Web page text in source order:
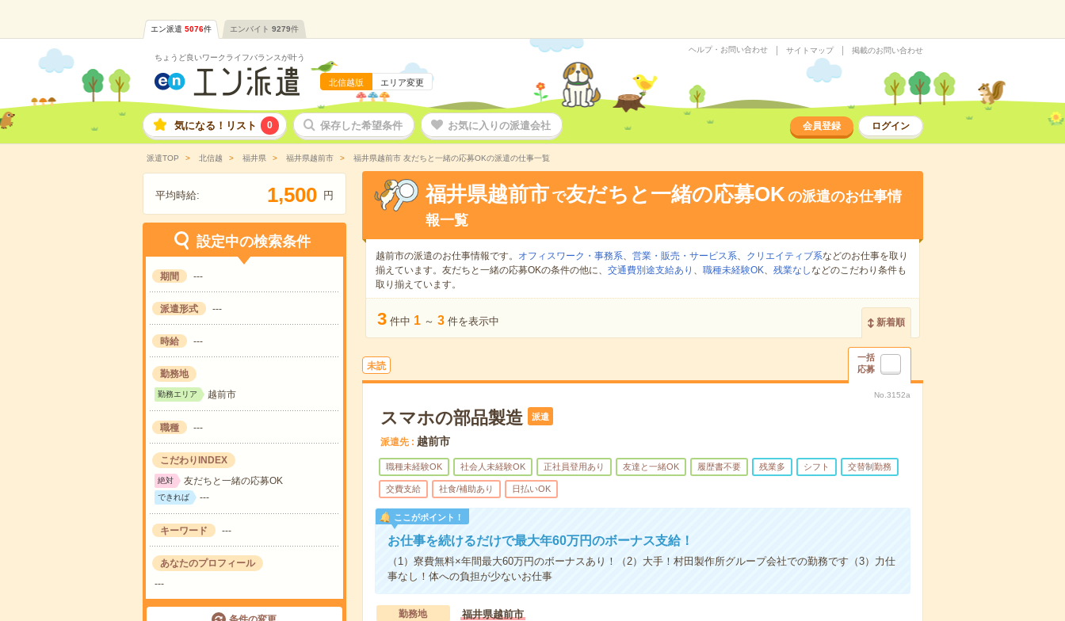
エン派遣 5076件 エンバイト 9279件
ちょうど良いワークライフバランスが叶う
北信越版 エリア変更
ヘルプ・お問い合わせ サイトマップ 掲載のお問い合わせ
気になる！リスト 0 保存した希望条件 お気に入りの派遣会社 会員登録 ログイン
派遣TOP 北信越 福井県 福井県越前市 福井県越前市 友だちと一緒の応募OKの派遣の仕事一覧
平均時給: 1,500 円
設定中の検索条件
期間 ---
派遣形式 ---
時給 ---
勤務地
勤務エリア 越前市
職種 ---
こだわりINDEX
絶対 友だちと一緒の応募OK
できれば ---
キーワード ---
あなたのプロフィール
---
福井県越前市 で友だちと一緒の応募OKの派遣のお仕事情
報一覧
越前市の派遣のお仕事情報です。 オフィスワーク・事務系、 営業・販売・サービス系、 クリエイティブ系などのお仕事を取り
揃えています。友だちと一緒の応募OKの条件の他に、 交通費別途支給あり 、 職種未経験OK、 残業なしなどのこだわり条件も
取り揃えています。
3 件中 1 ～ 3 件を表示中 新着順
未読
一括
応募
No.3152a
スマホの部品製造 派遣
派遣先 越前市
職種未経験OK 社会人未経験OK 正社員登用あり 友達と一緒OK 履歴書不要 残業多 シフト 交替制勤務
交費支給 社食/補助あり 日払いOK
ここがポイント！
お仕事を続けるだけで最大年60万円のボーナス支給！
（1）寮費無料×年間最大60万円のボーナスあり！（2）大手！村田製作所グループ会社での勤務です（3）力仕
事なし！体への負担が少ないお仕事
勤務地 福井県越前市